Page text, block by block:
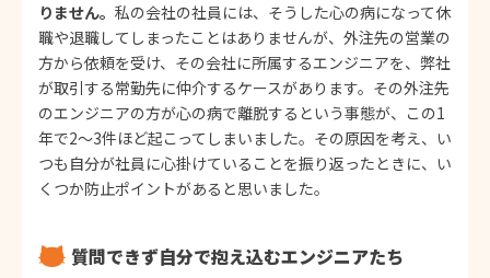
りません。 私の会社の社員には、そうした心の病になって休
職や退職してしまったことはありませんが、外注先の営業の
方から依頼を受け、その会社に所属するエンジニアを、弊社
が取引する常勤先に仲介するケースがあります。その外注先
のエンジニアの方が心の病で離脱するという事態が、この1
年で2～3件ほど起こってしまいました。その原因を考え、い
つも自分が社員に心掛けていることを振り返ったときに、い
くつか防止ポイントがあると思いました。
質問できず自分で抱え込むエンジニアたち